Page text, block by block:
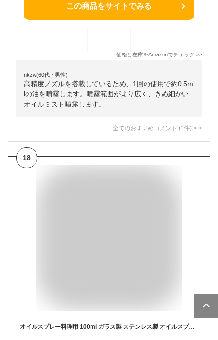
この商品をサイトでみる
価格と在庫をAmazonでチェック >>
nkzw(60代・男性)
高精度ノズルを搭載しているため、1回の使用で約0.5m
lの油を噴霧します。噴霧範囲がより広く、きめ細かい
オイルミスト噴霧します。
全てのおすすめコメント (1 件) >
18
オイルスプレー料理用 100ml ガラス製 ステンレス製 オイルスプレー オイルボトル 料理用 オイルミスト ガラス 目盛り付き 調味料ボトル 液だれしない サラダオイル オリーブオイル 醤油 酢適用 家庭用油 醤油 酢適用